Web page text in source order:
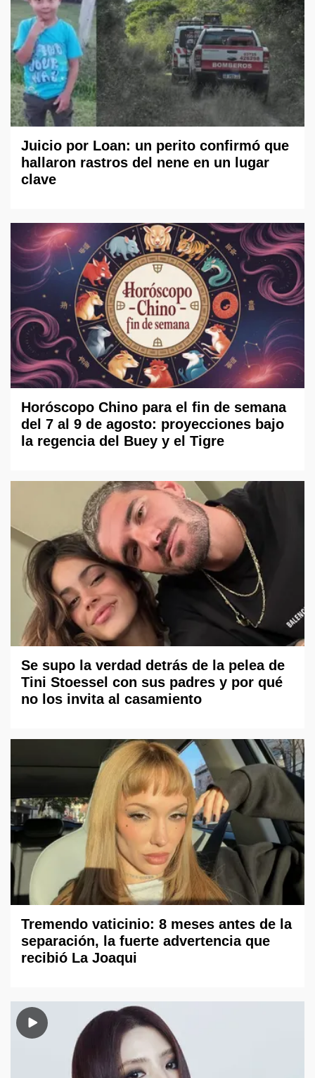
Juicio por Loan: un perito confirmó que
hallaron rastros del nene en un lugar
clave
Horóscopo Chino para el fin de semana
del 7 al 9 de agosto: proyecciones bajo
la regencia del Buey y el Tigre
Se supo la verdad detrás de la pelea de
Tini Stoessel con sus padres y por qué
no los invita al casamiento
Tremendo vaticinio: 8 meses antes de la
separación, la fuerte advertencia que
recibió La Joaqui